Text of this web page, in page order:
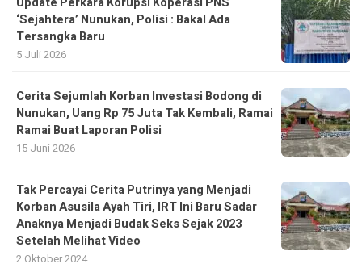
‘Sejahtera’ Nunukan, Polisi : Bakal Ada
Tersangka Baru
5 Juli 2026
Cerita Sejumlah Korban Investasi Bodong di
Nunukan, Uang Rp 75 Juta Tak Kembali, Ramai
Ramai Buat Laporan Polisi
15 Juni 2026
Tak Percayai Cerita Putrinya yang Menjadi
Korban Asusila Ayah Tiri, IRT Ini Baru Sadar
Anaknya Menjadi Budak Seks Sejak 2023
Setelah Melihat Video
2 Oktober 2024